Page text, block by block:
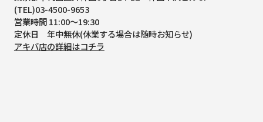
(TEL)03-4500-9653
営業時間 11:00～19:30
定休日 年中無休(休業する場合は随時お知らせ)
アキバ店の詳細はコチラ